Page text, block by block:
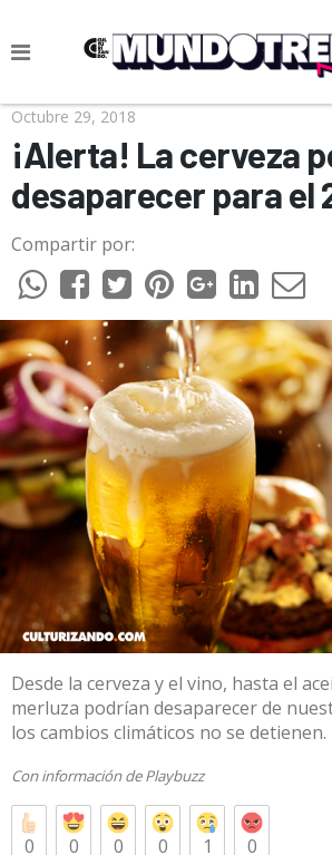
NOTICIAS
CULTURA POP
CIENCIA Y TECNOLOGÍA
VIDA
SOCIEDAD
CULTURIZANDO.COM
Octubre 29, 2018
¡Alerta! La cerveza
desaparecer para el
Compartir por:
Desde la cerveza y el vino, hasta el
merluza podrían desaparecer de
los cambios climáticos no se detienen.
Con información dePlaybuzz
0 0 0 0 1 0